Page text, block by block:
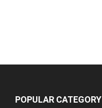
POPULAR CATEGORY